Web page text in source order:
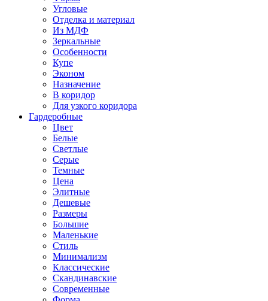
Угловые
Отделка и материал
Из МДФ
Зеркальные
Особенности
Купе
Эконом
Назначение
В коридор
Для узкого коридора
Гардеробные
Цвет
Белые
Светлые
Серые
Темные
Цена
Элитные
Дешевые
Размеры
Большие
Маленькие
Стиль
Минимализм
Классические
Скандинавские
Современные